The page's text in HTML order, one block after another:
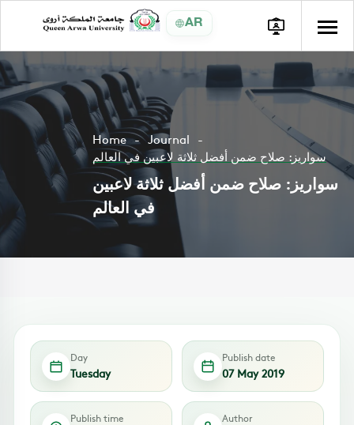
AR
Home
Journal
سواريز: صلاح ضمن أفضل ثلاثة لاعبين في العالم
سواريز: صلاح ضمن أفضل ثلاثة لاعبين
في العالم
Day
Tuesday
Publish date
07 May 2019
Publish time Author